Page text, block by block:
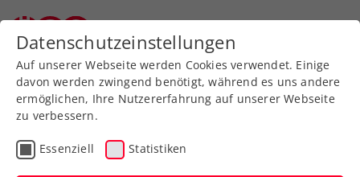
Datenschutzeinstellungen
Auf unserer Webseite werden Cookies verwendet. Einige
davon werden zwingend benötigt, während es uns andere
ermöglichen, Ihre Nutzererfahrung auf unserer Webseite
zu verbessern.
Essenziell Statistiken